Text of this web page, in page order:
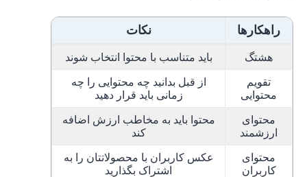
راهکارها نکات
هشتگ باید متناسب با محتوا انتخاب شوند
تقویم
محتوایی
از قبل بدانید چه محتوایی را چه
زمانی باید قرار دهید
محتوای
ارزشمند
محتوا باید به مخاطب ارزش اضافه
کند
محتوای
کاربران
عکس کاربران با محصولاتتان را به
اشتراک بگذارید